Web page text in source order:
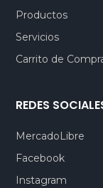
Productos
Servicios
Carrito de
REDES
MercadoLibre
Facebook
Instagram